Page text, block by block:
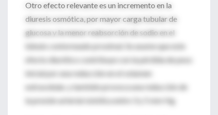
Otro efecto relevante es un incremento en la
diuresis osmótica, por mayor carga tubular de
glucosa y la menor reabsorción de sodio en el
túbulo contorneado proximal. Se asume que este
efecto diurético contribuye con la pérdida de peso
inicial por una reducción en el volumen
extracelular, y también provoca una reducción de
la presión arterial sistólica entre 3 y 5 mm Hg.